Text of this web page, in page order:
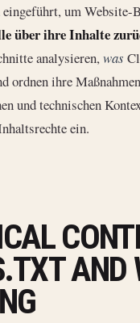
um Website-
über ihre Inhalte
analysieren,was
ordnen ihre
und technischen
ein.
AND